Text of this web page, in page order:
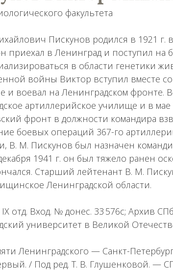
факультета
Пискунов родился в 1921 г.
приехал в Ленинград и поступил на
в области генетики
войны Виктор вступил вместе
и воевал на Ленинградском фронте.
артиллерийское училище и в мае
фронт в должности командира
боевых операций 367-го
В. М. Пискунов был назначен
1941 г. он был тяжело ранен
Старший лейтенант В. М.
Ленинградской области.
отд. Вход. № донес. 33 576с; Архив
университет в Великой
Ленинградского — Санкт-
/ Под ред. Т. В. Глушенковой. —